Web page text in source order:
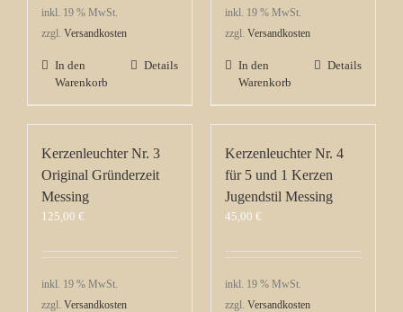
inkl. 19 % MwSt.
zzgl. Versandkosten
In den
Warenkorb
Details
inkl. 19 % MwSt.
zzgl. Versandkosten
In den
Warenkorb
Details
Kerzenleuchter Nr. 3
Original Gründerzeit
Messing
125,00 €
inkl. 19 % MwSt.
zzgl. Versandkosten
Kerzenleuchter Nr. 4
für 5 und 1 Kerzen
Jugendstil Messing
45,00 €
inkl. 19 % MwSt.
zzgl. Versandkosten